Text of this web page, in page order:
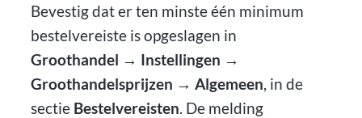
Bevestig dat er ten minste één minimum
bestelvereiste is opgeslagen in
Groothandel → Instellingen →
Groothandelsprijzen → Algemeen, in de
sectie Bestelvereisten. De melding